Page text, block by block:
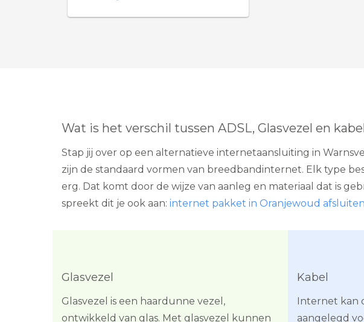
Wat is het verschil tussen ADSL, Glasvezel en
Stap jij over op een alternatieve internetaansluiting in
zijn de standaard vormen van breedbandinternet. Elk type
erg. Dat komt door de wijze van aanleg en materiaal dat is
spreekt dit je ook aan: internet pakket in Oranjewoud afsluiten
Glasvezel
Glasvezel is een haardunne vezel,
ontwikkeld van glas. Met glasvezel kunnen
Kabel
Internet kan
aangelegd